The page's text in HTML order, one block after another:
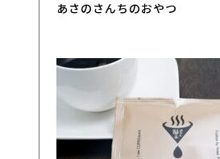
あさのさんちのおやつ